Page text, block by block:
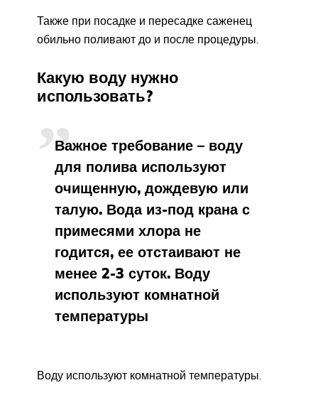
Также при посадке и пересадке саженец
обильно поливают до и после процедуры.
Какую воду нужно
использовать?
Важное требование – воду
для полива используют
очищенную, дождевую или
талую. Вода из-под крана с
примесями хлора не
годится, ее отстаивают не
менее 2-3 суток. Воду
используют комнатной
температуры
Воду используют комнатной температуры.